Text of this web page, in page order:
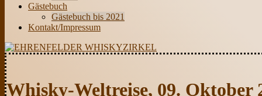
Gästebuch
Gästebuch bis 2021
Kontakt/Impressum
Whisky-Weltreise, 09. Oktober